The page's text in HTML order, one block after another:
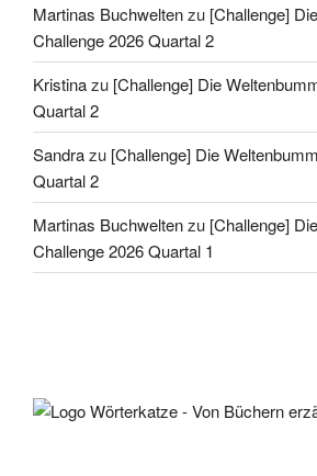
Martinas Buchweltenzu [Challenge]
Challenge 2026 Quartal 2
Kristinazu [Challenge] Die
Quartal 2
Sandrazu [Challenge] Die
Quartal 2
Martinas Buchweltenzu [Challenge]
Challenge 2026 Quartal 1